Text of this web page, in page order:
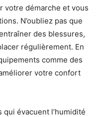
votre démarche et vous
N’oubliez pas que
des blessures,
régulièrement. En
comme des
votre confort
évacuent l’humidité